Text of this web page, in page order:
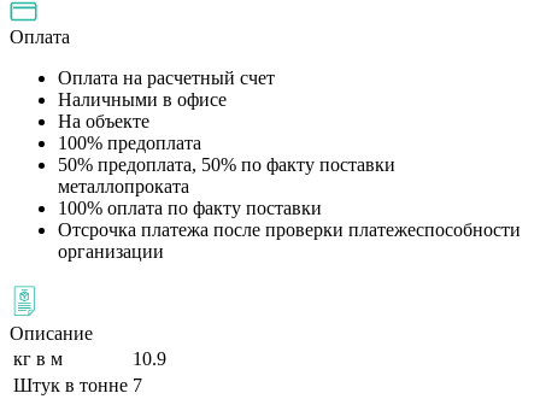
Оплата
Оплата на расчетный счет
Наличными в офисе
На объекте
100% предоплата
50% предоплата, 50% по факту поставки
металлопроката
100% оплата по факту поставки
Отсрочка платежа после проверки платежеспособности
организации
Описание
кг в м
10.9
Штук в тонне 7